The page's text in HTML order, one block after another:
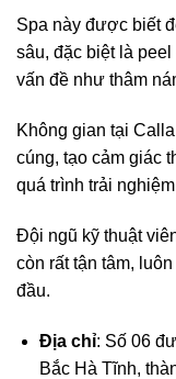
Spa này được biết
sâu, đặc biệt là
vấn đề như thâm
Không gian tại
cúng, tạo cảm giác
quá trình trải
Đội ngũ kỹ thuật
còn rất tận tâm,
đầu.
Địa chỉ: Số 06
Bắc Hà Tĩnh,